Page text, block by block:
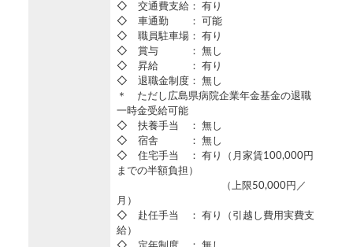
◇ 交通費支給： 有り
◇ 車通勤 ： 可能
◇ 職員駐車場： 有り
◇ 賞与 ： 無し
◇ 昇給 ： 有り
◇ 退職金制度： 無し
＊ ただし広島県病院企業年金基金の退職
一時金受給可能
◇ 扶養手当 ： 無し
◇ 宿舎 ： 無し
◇ 住宅手当 ： 有り（月家賃100,000円
までの半額負担）
（上限50,000円／
月）
◇ 赴任手当 ： 有り（引越し費用実費支
給）